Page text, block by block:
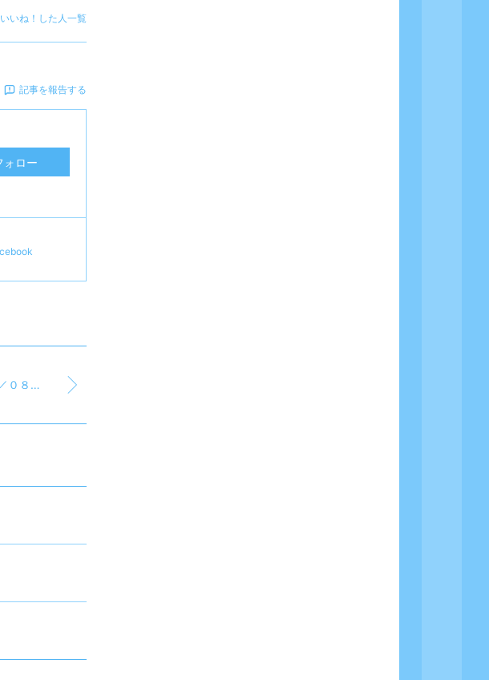
いいね！した人一覧
記事を報告する
ォロー
２０２６／０６／０８ 昨日の学習振り返り＆今日の学習予定